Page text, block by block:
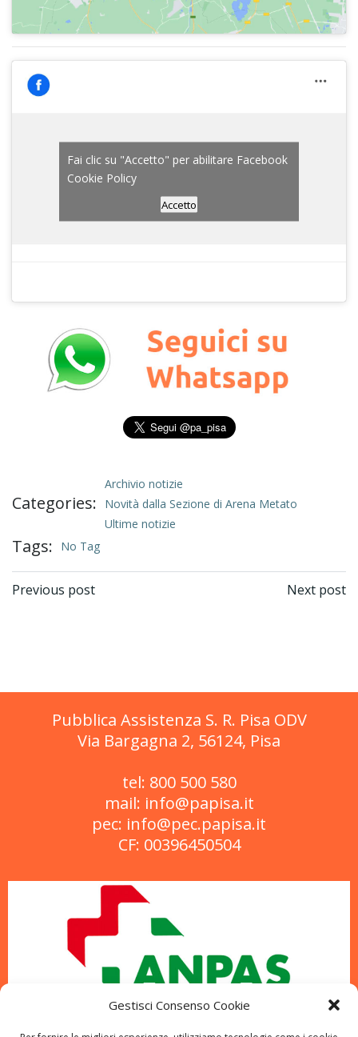
Gestisci Consenso Cookie
Fai clic su "Accetto" per abilitare Facebook
Cookie Policy
Accetto
Categories:
Archivio notizie
Novità dalla Sezione di Arena Metato
Ultime notizie
Tags: No Tag
Post
Previous post Next post
Pubblica Assistenza S. R. Pisa ODV
Via Bargagna 2, 56124, Pisa
tel: 800 500 580
mail: info@papisa.it
pec: info@pec.papisa.it
CF: 00396450504